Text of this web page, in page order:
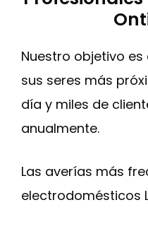
Nuestro objetivo
sus seres más
día y miles de
anualmente.
Las averías más
electrodomésticos